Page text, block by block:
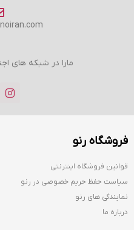
مارا در شبکه های
فروشگاه رنو
قوانین فروشگاه اینترنتی
سیاست حفظ حریم خصوصی در رنو
نمایندگی های رنو
درباره ما